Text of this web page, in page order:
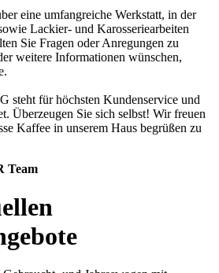
eine umfangreiche Werkstatt, in der
Lackier- und Karosseriearbeiten
Sie Fragen oder Anregungen zu
weitere Informationen wünschen,
für höchsten Kundenservice und
Überzeugen Sie sich selbst! Wir freuen
Kaffee in unserem Haus begrüßen zu
Team